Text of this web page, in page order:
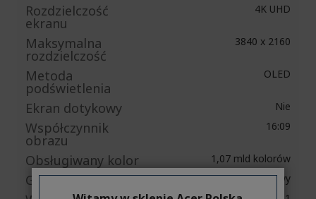
Rozdzielczość
ekranu
4K UHD
Maksymalna
rozdzielczość
3840 x 2160
Metoda
podświetlenia
OLED
Ekran dotykowy Nie
Współczynnik
obrazu
16:09
Obsługiwany kolor 1,07 mld kolorów
Głębia kolorów 10-bitowy